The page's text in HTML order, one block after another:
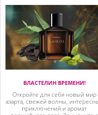
ВЛАСТЕЛИН ВРЕМЕНИ!
Откройте для себя новый мир
азарта, свежей волны,
приключений и аромат